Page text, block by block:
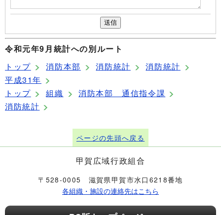
令和元年9月統計への別ルート
トップ
消防本部 消防統計
消防統計
平成31年
トップ
組織
消防本部 通信指令課
消防統計
ページの先頭へ戻る
甲賀広域行政組合
〒528-0005 滋賀県甲賀市水口6218番地
各組織・施設の連絡先はこちら